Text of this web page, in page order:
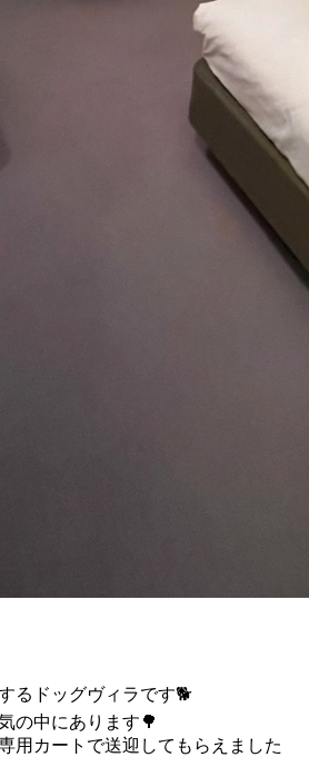
るドッグヴィラです🐕
の中にあります🌳
用カートで送迎してもらえました